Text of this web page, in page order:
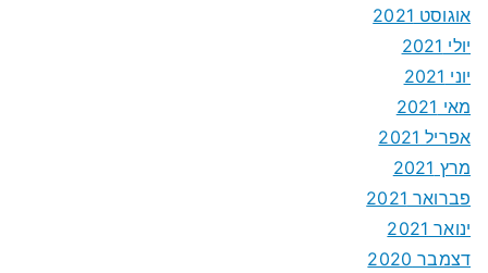
אוגוסט 2021
יולי 2021
יוני 2021
מאי 2021
אפריל 2021
מרץ 2021
פברואר 2021
ינואר 2021
דצמבר 2020